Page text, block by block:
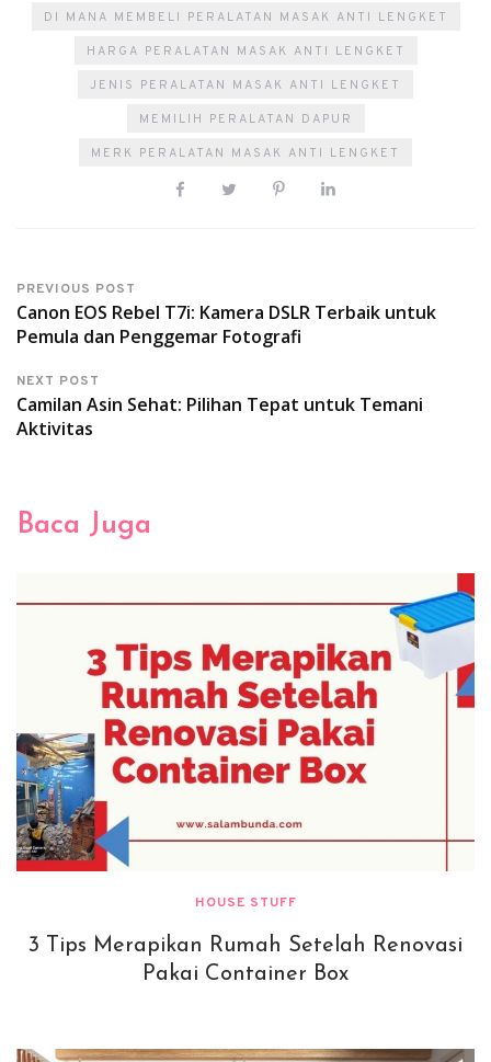
DI MANA MEMBELI PERALATAN MASAK ANTI LENGKET
HARGA PERALATAN MASAK ANTI LENGKET
JENIS PERALATAN MASAK ANTI LENGKET
MEMILIH PERALATAN DAPUR
MERK PERALATAN MASAK ANTI LENGKET
PREVIOUS POST
Canon EOS Rebel T7i: Kamera DSLR Terbaik untuk
Pemula dan Penggemar Fotografi
NEXT POST
Camilan Asin Sehat: Pilihan Tepat untuk Temani
Aktivitas
Baca Juga
HOUSE STUFF
3 Tips Merapikan Rumah Setelah Renovasi
Pakai Container Box